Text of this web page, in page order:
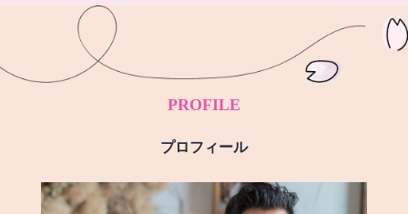
PROFILE
プロフィール